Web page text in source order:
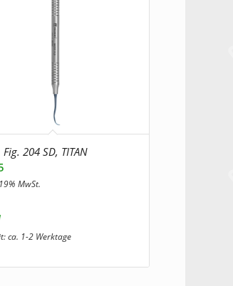
204 SD, TITAN
MwSt.
ca. 1-2 Werktage